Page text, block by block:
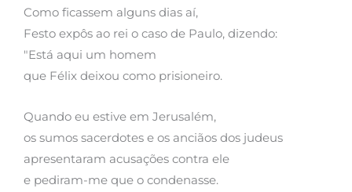
Como ficassem alguns dias aí,
Festo expôs ao rei o caso de Paulo, dizendo:
"Está aqui um homem
que Félix deixou como prisioneiro.
Quando eu estive em Jerusalém,
os sumos sacerdotes e os anciãos dos judeus
apresentaram acusações contra ele
e pediram-me que o condenasse.